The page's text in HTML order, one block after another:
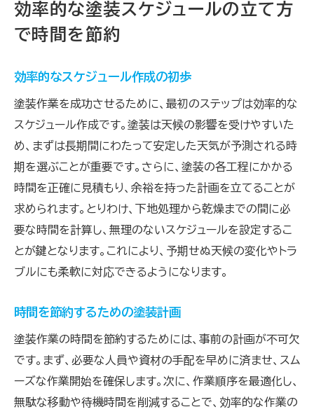
効率的な塗装スケジュールの立て方
で時間を節約
効率的なスケジュール作成の初歩
塗装作業を成功させるために、最初のステップは効率的な
スケジュール作成です。塗装は天候の影響を受けやすいた
め、まずは長期間にわたって安定した天気が予測される時
期を選ぶことが重要です。さらに、塗装の各工程にかかる
時間を正確に見積もり、余裕を持った計画を立てることが
求められます。とりわけ、下地処理から乾燥までの間に必
要な時間を計算し、無理のないスケジュールを設定するこ
とが鍵となります。これにより、予期せぬ天候の変化やトラ
ブルにも柔軟に対応できるようになります。
時間を節約するための塗装計画
塗装作業の時間を節約するためには、事前の計画が不可欠
です。まず、必要な人員や資材の手配を早めに済ませ、スム
ーズな作業開始を確保します。次に、作業順序を最適化し、
無駄な移動や待機時間を削減することで、効率的な作業の